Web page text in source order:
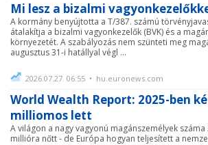
Mi lesz a bizalmi
A kormány benyújtotta a T/387. számú
átalakítja a bizalmi vagyonkezelők (BVK) és a
környezetét. A szabályozás nem szünteti meg
augusztus 31-i hatállyal végl ...
2026.07.27. 06:55 • hu.euronews.com
World Wealth Report: 2025-ben
milliomos lett
A világon a nagy vagyonú magánszemélyek
millióra nőtt - de Európa hogyan teljesített a